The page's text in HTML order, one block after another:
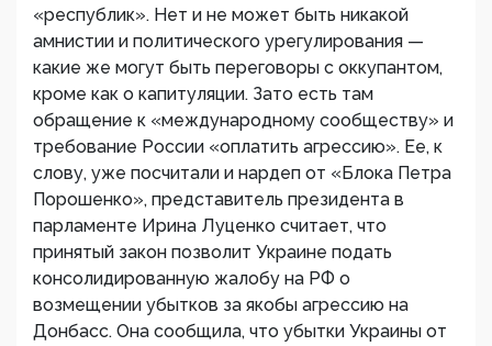
«республик». Нет и не может быть никакой
амнистии и политического урегулирования —
какие же могут быть переговоры с оккупантом,
кроме как о капитуляции. Зато есть там
обращение к «международному сообществу» и
требование России «оплатить агрессию». Ее, к
слову, уже посчитали и нардеп от «Блока Петра
Порошенко», представитель президента в
парламенте Ирина Луценко считает, что
принятый закон позволит Украине подать
консолидированную жалобу на РФ о
возмещении убытков за якобы агрессию на
Донбасс. Она сообщила, что убытки Украины от